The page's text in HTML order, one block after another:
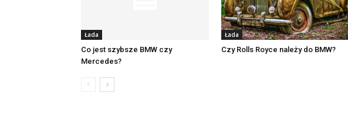
Łada
Co jest szybsze BMW czy
Mercedes?
Łada
Czy Rolls Royce należy do BMW?